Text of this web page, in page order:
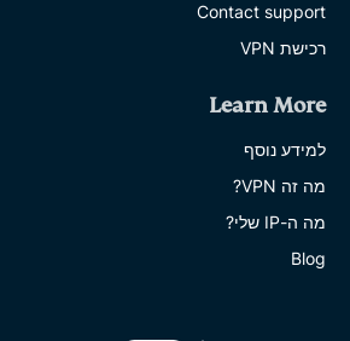
Contact support
רכישת VPN
Learn More
למידע נוסף
מה זה VPN?
מה ה-IP שלי?
Blog